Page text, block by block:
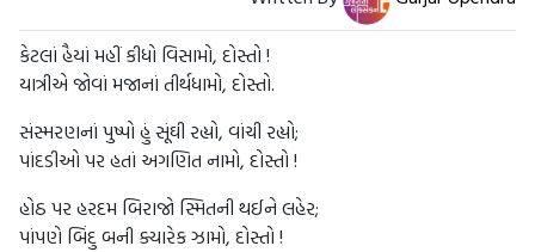
કેટલાં હૈયાં મહીં કીધો વિસામો, દોસ્તો !
યાત્રીએ જોવાં મજાનાં તીર્થધામો, દોસ્તો.
સંસ્મરણનાં પુષ્પો હું સૂંઘી રહ્યો, વાંચી રહ્યો;
પાંદડીઓ પર હતાં અગણિત નામો, દોસ્તો !
હોઠ પર હરદમ બિરાજો સ્મિતની થઈને લહેર;
પાંપણે બિંદુ બની ક્યારેક ઝામો, દોસ્તો !